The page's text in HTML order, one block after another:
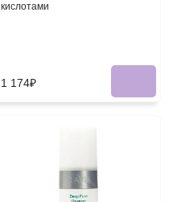
кислотами
1 174₽